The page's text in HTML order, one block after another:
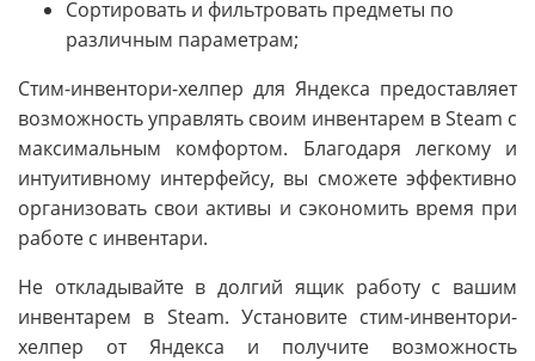
Сортировать и фильтровать предметы по
различным параметрам;
Стим-инвентори-хелпер для Яндекса предоставляет
возможность управлять своим инвентарем в Steam с
максимальным комфортом. Благодаря легкому и
интуитивному интерфейсу, вы сможете эффективно
организовать свои активы и сэкономить время при
работе с инвентари.
Не откладывайте в долгий ящик работу с вашим
инвентарем в Steam. Установите стим-инвентори-
хелпер от Яндекса и получите возможность